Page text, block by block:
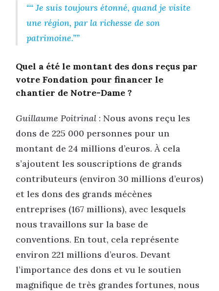
“ Je suis toujours étonné, quand je visite
une région, par la richesse de son
patrimoine.”
Quel a été le montant des dons reçus par
votre Fondation pour financer le
chantier de Notre-Dame ?
Guillaume Poitrinal : Nous avons reçu les
dons de 225 000 personnes pour un
montant de 24 millions d’euros. À cela
s’ajoutent les souscriptions de grands
contributeurs (environ 30 millions d’euros)
et les dons des grands mécènes
entreprises (167 millions), avec lesquels
nous travaillons sur la base de
conventions. En tout, cela représente
environ 221 millions d’euros. Devant
l’importance des dons et vu le soutien
magnifique de très grandes fortunes, nous